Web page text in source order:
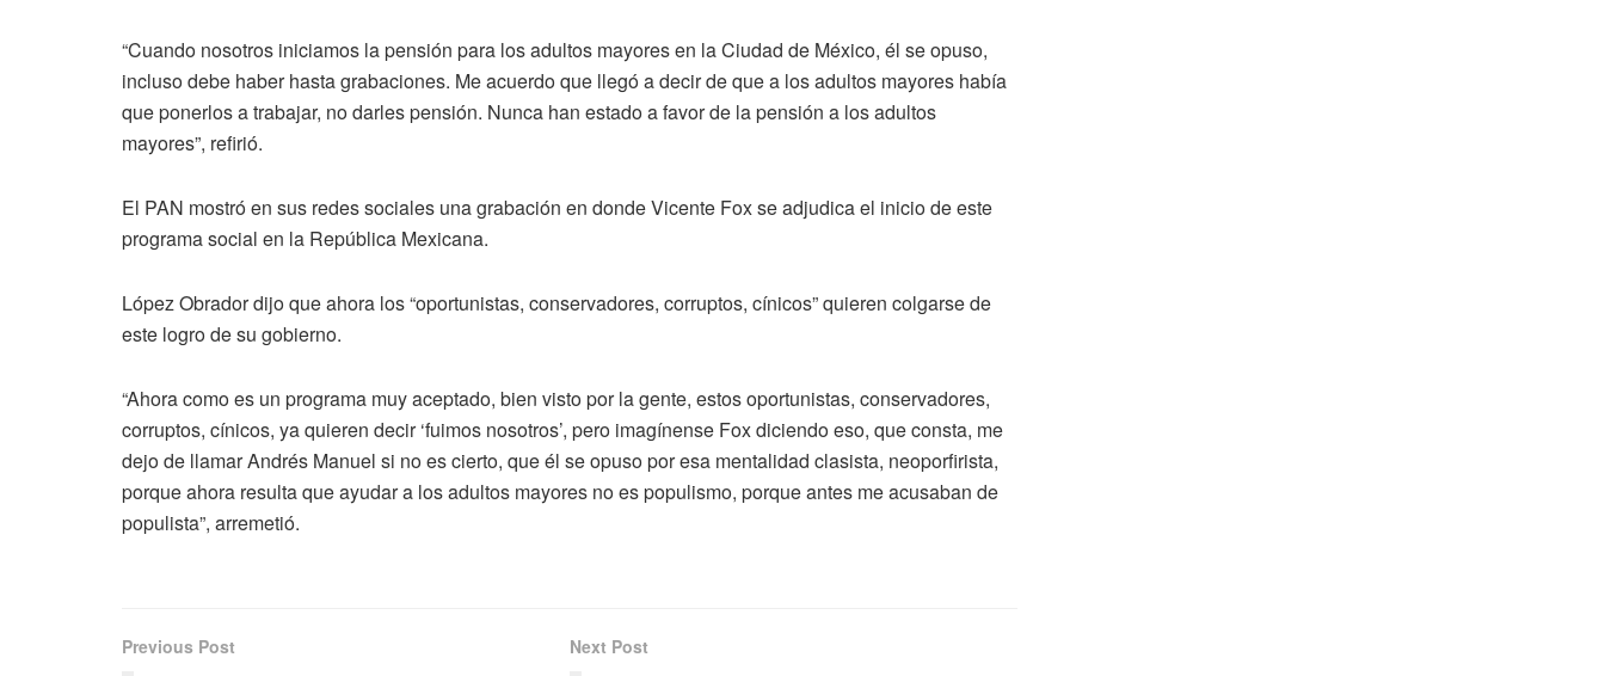
“Cuando nosotros iniciamos la pensión para los adultos mayores en la Ciudad de México, él se opuso,
incluso debe haber hasta grabaciones. Me acuerdo que llegó a decir de que a los adultos mayores había
que ponerlos a trabajar, no darles pensión. Nunca han estado a favor de la pensión a los adultos
mayores”, refirió.
El PAN mostró en sus redes sociales una grabación en donde Vicente Fox se adjudica el inicio de este
programa social en la República Mexicana.
López Obrador dijo que ahora los “oportunistas, conservadores, corruptos, cínicos” quieren colgarse de
este logro de su gobierno.
“Ahora como es un programa muy aceptado, bien visto por la gente, estos oportunistas, conservadores,
corruptos, cínicos, ya quieren decir ‘fuimos nosotros’, pero imagínense Fox diciendo eso, que consta, me
dejo de llamar Andrés Manuel si no es cierto, que él se opuso por esa mentalidad clasista, neoporfirista,
porque ahora resulta que ayudar a los adultos mayores no es populismo, porque antes me acusaban de
populista”, arremetió.
Previous Post Next Post